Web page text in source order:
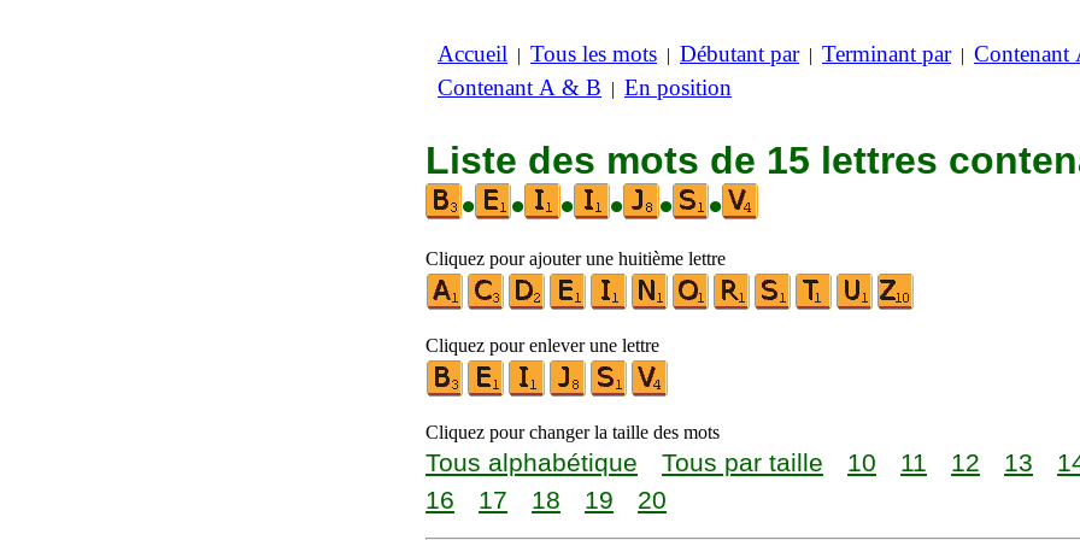
Accueil | Tous les mots | Débutant par| Terminant par| Contenant
Contenant A & B | En position
Liste des mots de 15 lettres
•
• • • • •
Cliquez pour ajouter une huitième lettre
Cliquez pour enlever une lettre
Cliquez pour changer la taille des mots
Tous alphabétique Tous par taille 10 11 12 13
16
17 18 19 20